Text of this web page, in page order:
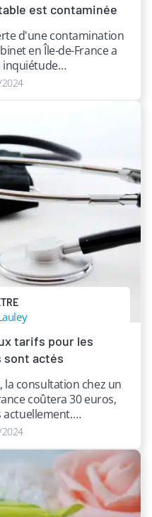
est contaminée
d'une contamination
en Île-de-France a
inquiétude…
tarifs pour les
sont actés
la consultation chez un
coûtera 30 euros,
actuellement.…